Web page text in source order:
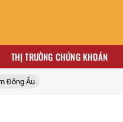
THỊ TRƯỜNG CHỨNG KHOÁN